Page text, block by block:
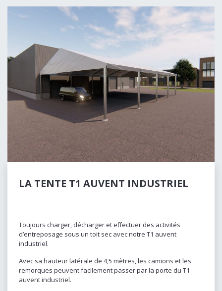
LA TENTE T1 AUVENT INDUSTRIEL
Toujours charger, décharger et effectuer des activités
d’entreposage sous un toit sec avec notre T1 auvent
industriel.
Avec sa hauteur latérale de 4,5 mètres, les camions et les
remorques peuvent facilement passer par la porte du T1
auvent industriel.